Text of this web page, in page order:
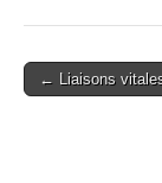
Post← Liaisons